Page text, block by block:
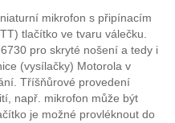
mikrofon s připínacím
tlačítko ve tvaru válečku.
pro skryté nošení a tedy i
(vysílačky) Motorola v
Tříšňůrové provedení
např. mikrofon může být
je možné provléknout do